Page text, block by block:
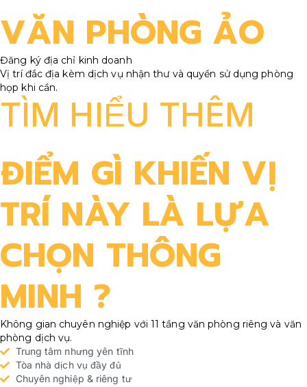
VĂN PHÒNG ẢO
Đăng ký địa chỉ kinh doanh
Vị trí đắc địa kèm dịch vụ nhận thư và quyền sử dụng phòng
họp khi cần.
TÌM HIỂU THÊM
ĐIỂM GÌ KHIẾN VỊ
TRÍ NÀY LÀ LỰA
CHỌN THÔNG
MINH ?
Không gian chuyên nghiệp với 11 tầng văn phòng riêng và văn
phòng dịch vụ.
Trung tâm nhưng yên tĩnh
Tòa nhà dịch vụ đầy đủ
Chuyên nghiệp & riêng tư